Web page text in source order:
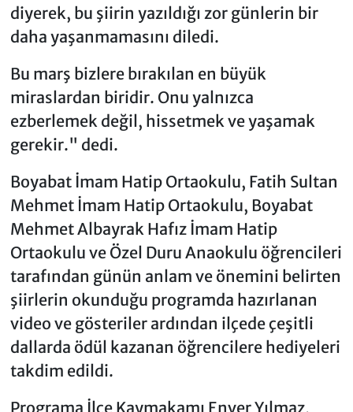
diyerek, bu şiirin yazıldığı zor günlerin bir
daha yaşanmamasını diledi.
Bu marş bizlere bırakılan en büyük
miraslardan biridir. Onu yalnızca
ezberlemek değil, hissetmek ve yaşamak
gerekir." dedi.
Boyabat İmam Hatip Ortaokulu, Fatih Sultan
Mehmet İmam Hatip Ortaokulu, Boyabat
Mehmet Albayrak Hafız İmam Hatip
Ortaokulu ve Özel Duru Anaokulu öğrencileri
tarafından günün anlam ve önemini belirten
şiirlerin okunduğu programda hazırlanan
video ve gösteriler ardından ilçede çeşitli
dallarda ödül kazanan öğrencilere hediyeleri
takdim edildi.
Programa İlçe Kaymakamı Enver Yılmaz,